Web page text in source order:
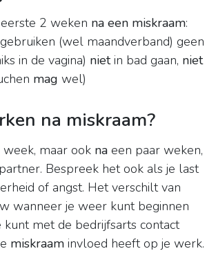
2 weken na een miskraam:
(wel maandverband) geen
in de vagina) nietin bad gaan, niet
mag wel)
na miskraam?
week, maar ook na een paar weken,
Bespreek het ook als je last
of angst. Het verschilt van
wanneer je weer kunt beginnen
kunt met de bedrijfsarts contact
miskraam invloed heeft op je werk.